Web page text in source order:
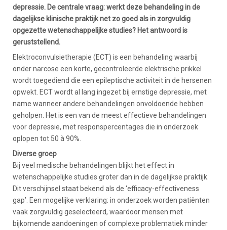
depressie. De centrale vraag: werkt deze behandeling in de
dagelijkse klinische praktijk net zo goed als in zorgvuldig
opgezette wetenschappelijke studies? Het antwoord is
geruststellend.
Elektroconvulsietherapie (ECT) is een behandeling waarbij
onder narcose een korte, gecontroleerde elektrische prikkel
wordt toegediend die een epileptische activiteit in de hersenen
opwekt. ECT wordt al lang ingezet bij ernstige depressie, met
name wanneer andere behandelingen onvoldoende hebben
geholpen. Het is een van de meest effectieve behandelingen
voor depressie, met responspercentages die in onderzoek
oplopen tot 50 à 90%.
Diverse groep
Bij veel medische behandelingen blijkt het effect in
wetenschappelijke studies groter dan in de dagelijkse praktijk.
Dit verschijnsel staat bekend als de ‘efficacy-effectiveness
gap’. Een mogelijke verklaring: in onderzoek worden patiënten
vaak zorgvuldig geselecteerd, waardoor mensen met
bijkomende aandoeningen of complexe problematiek minder